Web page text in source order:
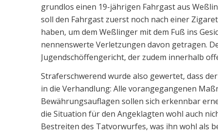
grundlos einen 19-jährigen Fahrgast aus
soll den Fahrgast zuerst noch nach einer
haben, um dem Weßlinger mit dem Fuß ins
nennenswerte Verletzungen davon getragen.
Jugendschöffengericht, der zudem innerhalb
Straferschwerend wurde also gewertet, dass
in die Verhandlung: Alle vorangegangenen
Bewährungsauflagen sollen sich erkennbar
die Situation für den Angeklagten wohl auch
Bestreiten des Tatvorwurfes, was ihn wohl als